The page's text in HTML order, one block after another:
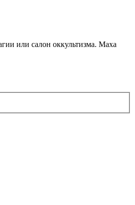
или салон оккультизма. Маха